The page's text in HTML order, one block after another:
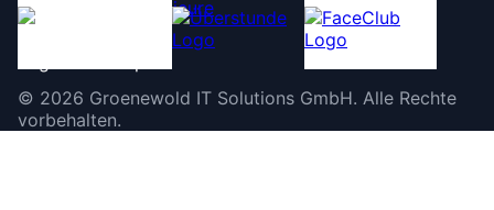
© 2026 Groenewold IT Solutions GmbH. Alle Rechte
vorbehalten.